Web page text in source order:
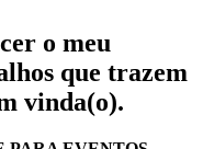
o meu
que trazem
vinda(o).